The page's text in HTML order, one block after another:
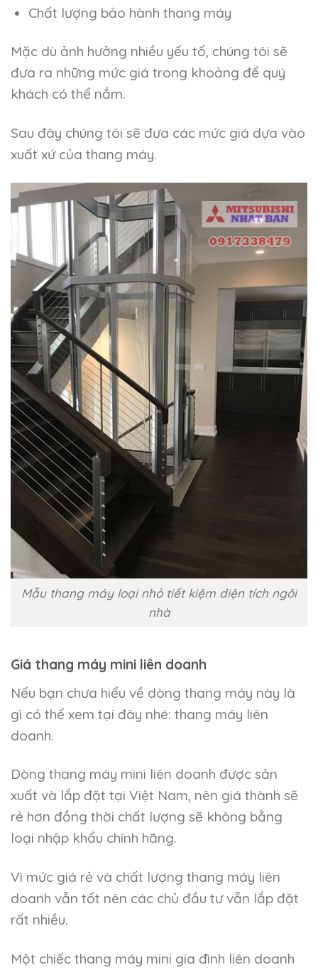
Chất lượng bảo hành thang máy
Mặc dù ảnh hưởng nhiều yếu tố, chúng tôi sẽ
đưa ra những mức giá trong khoảng để quý
khách có thể nắm.
Sau đây chúng tôi sẽ đưa các mức giá dựa vào
xuất xứ của thang máy.
Mẫu thang máy loại nhỏ tiết kiệm diện tích ngôi
nhà
Giá thang máy mini liên doanh
Nếu bạn chưa hiểu về dòng thang máy này là
gì có thể xem tại đây nhé: thang máy liên
doanh.
Dòng thang máy mini liên doanh được sản
xuất và lắp đặt tại Việt Nam, nên giá thành sẽ
rẻ hơn đồng thời chất lượng sẽ không bằng
loại nhập khẩu chính hãng.
Vì mức giá rẻ và chất lượng thang máy liên
doanh vẫn tốt nên các chủ đầu tư vẫn lắp đặt
rất nhiều.
Một chiếc thang máy mini gia đình liên doanh